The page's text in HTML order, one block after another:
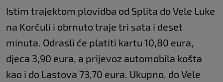
Istim trajektom plovidba od Splita do Vele Luke
na Korčuli i obrnuto traje tri sata i deset
minuta. Odrasli će platiti kartu 10,80 eura,
djeca 3,90 eura, a prijevoz automobila košta
kao i do Lastova 73,70 eura. Ukupno, do Vele